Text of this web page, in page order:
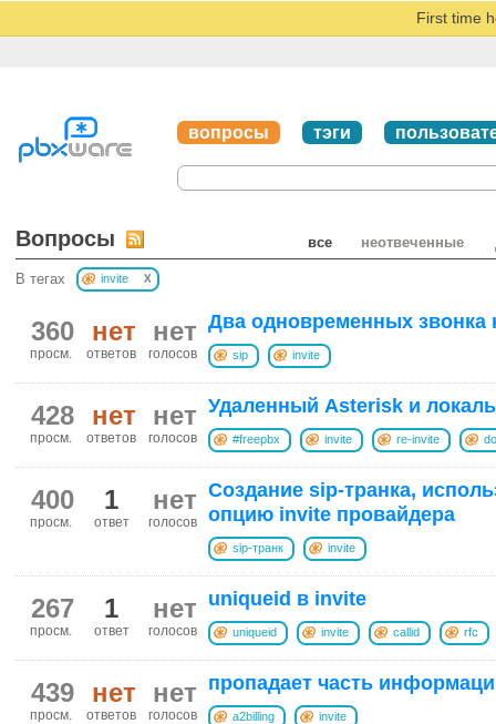
First time
вопросы тэги
все неотвеченные
Вопросы
В тегах invite x
нет
голосов
нет
ответов
360
просм.
Два одновременных звонка
sip invite
нет
голосов
нет
ответов
428
просм.
Удаленный Asterisk и
#freepbx invite re-invite
нет
голосов
1
ответ
400
просм.
Создание sip-транка,
опцию invite провайдера
sip-транк invite
нет
голосов
1
ответ
267
просм.
uniqueid в invite
uniqueid invite callid rfc
нет
голосов
нет
ответов
439
просм.
пропадает часть
a2billing invite